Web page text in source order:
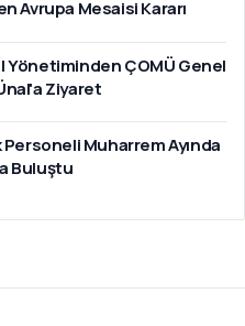
Avrupa Mesaisi Kararı
Yönetiminden ÇOMÜ Genel
Ziyaret
Muharrem Ayında
Buluştu